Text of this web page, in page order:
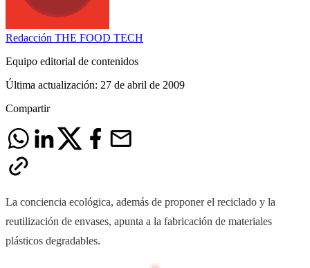
Redacción THE FOOD TECH
Equipo editorial de contenidos
Última actualización: 27 de abril de 2009
Compartir
La conciencia ecológica, además de proponer el reciclado y la
reutilización de envases, apunta a la fabricación de materiales
plásticos degradables.